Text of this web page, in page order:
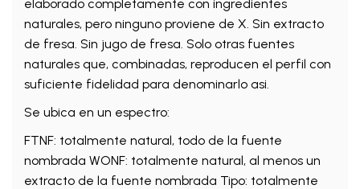
elaborado completamente con ingredientes
naturales, pero ninguno proviene de X. Sin extracto
de fresa. Sin jugo de fresa. Solo otras fuentes
naturales que, combinadas, reproducen el perfil con
suficiente fidelidad para denominarlo asi.
Se ubica en un espectro:
FTNF: totalmente natural, todo de la fuente
nombrada WONF: totalmente natural, al menos un
extracto de la fuente nombrada Tipo: totalmente